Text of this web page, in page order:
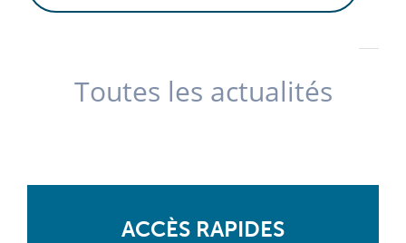
Toutes les actualités
ACCÈS RAPIDES